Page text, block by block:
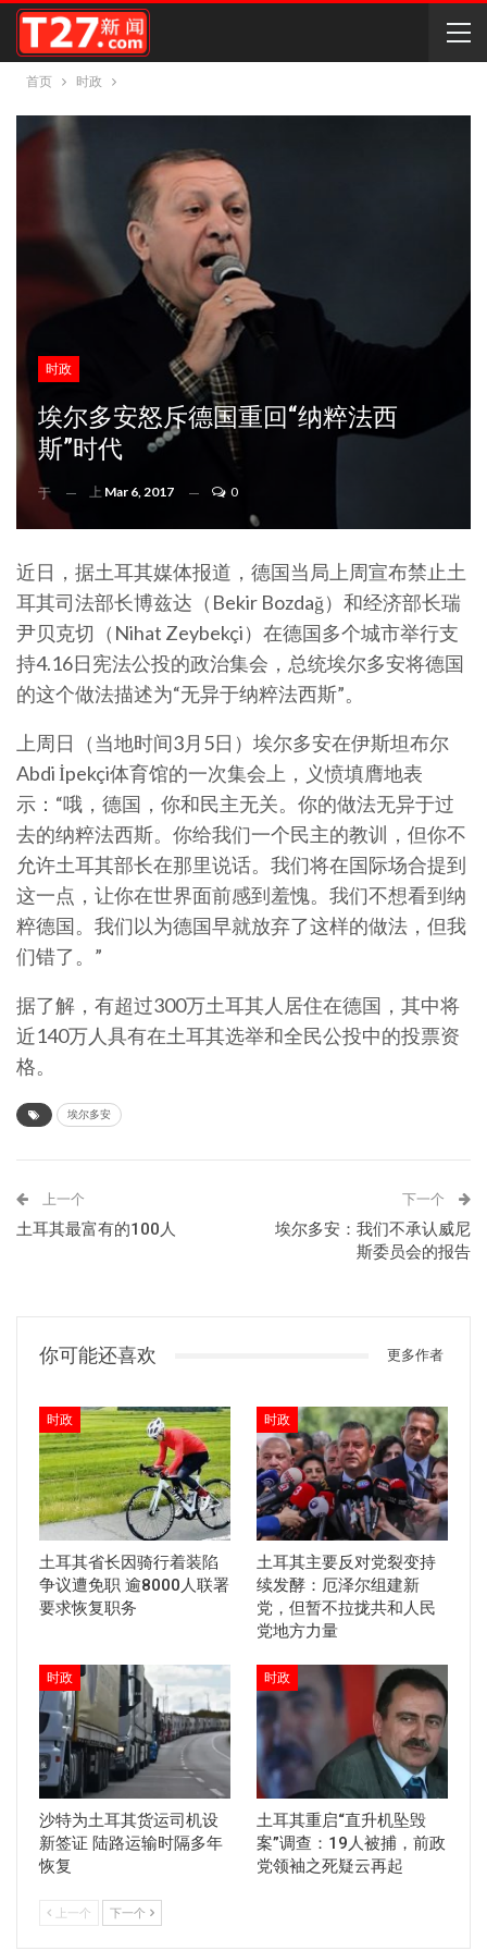
首页 时政
时政
埃尔多安怒斥德国重回“纳粹法西
斯”时代
于 上 Mar 6, 2017 0
近日，据土耳其媒体报道，德国当局上周宣布禁止土
耳其司法部长博兹达（Bekir Bozdağ）和经济部长瑞
尹贝克切（Nihat Zeybekçi）在德国多个城市举行支
持4.16日宪法公投的政治集会，总统埃尔多安将德国
的这个做法描述为“无异于纳粹法西斯”。
上周日（当地时间3月5日）埃尔多安在伊斯坦布尔
Abdi İpekçi体育馆的一次集会上，义愤填膺地表
示：“哦，德国，你和民主无关。你的做法无异于过
去的纳粹法西斯。你给我们一个民主的教训，但你不
允许土耳其部长在那里说话。我们将在国际场合提到
这一点，让你在世界面前感到羞愧。我们不想看到纳
粹德国。我们以为德国早就放弃了这样的做法，但我
们错了。”
据了解，有超过300万土耳其人居住在德国，其中将
近140万人具有在土耳其选举和全民公投中的投票资
格。
埃尔多安
上一个
土耳其最富有的100人
下一个
埃尔多安：我们不承认威尼
斯委员会的报告
你可能还喜欢 更多作者
时政
土耳其省长因骑行着装陷
争议遭免职 逾8000人联署
要求恢复职务
时政
土耳其主要反对党裂变持
续发酵：厄泽尔组建新
党，但暂不拉拢共和人民
党地方力量
时政
沙特为土耳其货运司机设
新签证 陆路运输时隔多年
恢复
时政
土耳其重启“直升机坠毁
案”调查：19人被捕，前政
党领袖之死疑云再起
上一个 下一个